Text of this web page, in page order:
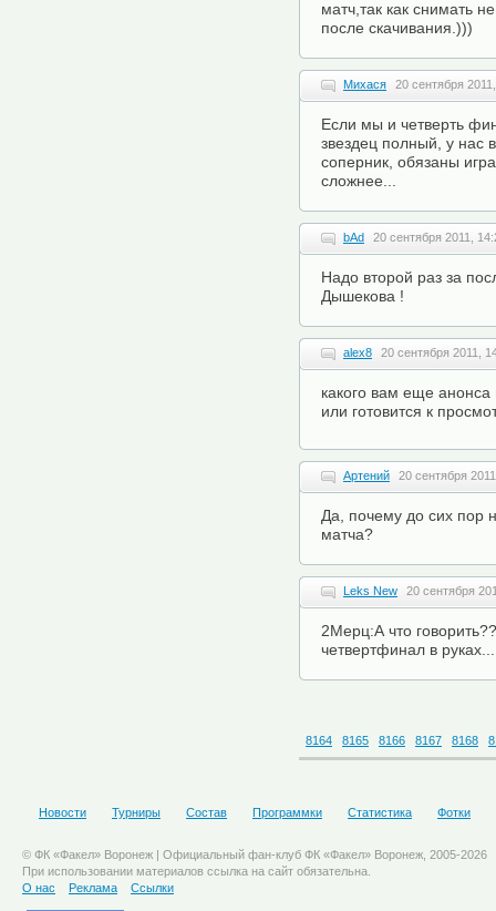
матч,так как снимать
после скачивания.)))
Михася 20 сентября
Если мы и четверть
звездец полный, у нас
соперник, обязаны
сложнее...
bAd 20 сентября 2011,
Надо второй раз за
Дышекова !
alex8 20 сентября 2011,
какого вам еще
или готовится к
Артений 20 сентября
Да, почему до сих пор
матча?
Leks New 20 сентября
2Мерц:А что
четвертфинал в
8164 8165 8166 8167 8168
Новости Турниры Состав Программки Статистика Фотки
© ФК «Факел» Воронеж | Официальный фан-клуб ФК «Факел» Воронеж, 2005-2026
При использовании материалов ссылка на сайт обязательна.
О нас
Реклама Ссылки